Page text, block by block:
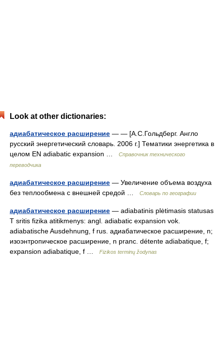
Look at other dictionaries:
адиабатическое расширение — — [А.С.Гольдберг. Англо
русский энергетический словарь. 2006 г.] Тематики энергетика в
целом EN adiabatic expansion …
Справочник технического
переводчика
адиабатическое расширение — Увеличение объема воздуха
без теплообмена с внешней средой …
Словарь по географии
адиабатическое расширение — adiabatinis plėtimasis statusas
T sritis fizika atitikmenys: angl. adiabatic expansion vok.
adiabatische Ausdehnung, f rus. адиабатическое расширение, n;
изоэнтропическое расширение, n pranc. détente adiabatique, f;
expansion adiabatique, f …
Fizikos terminų žodynas